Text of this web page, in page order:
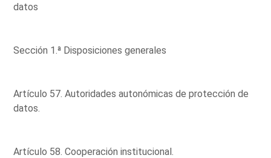
datos
Sección 1.ª Disposiciones generales
Artículo 57. Autoridades autonómicas de protección de
datos.
Artículo 58. Cooperación institucional.